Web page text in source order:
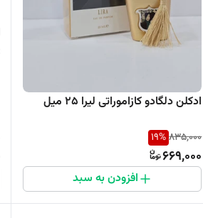
ادکلن دلگادو کازاموراتی لیرا 25 میل
835,000
19%
669,000
افزودن به سبد